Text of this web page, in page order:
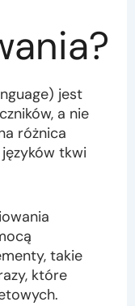
jest
a nie
różnica
tkwi
takie
które